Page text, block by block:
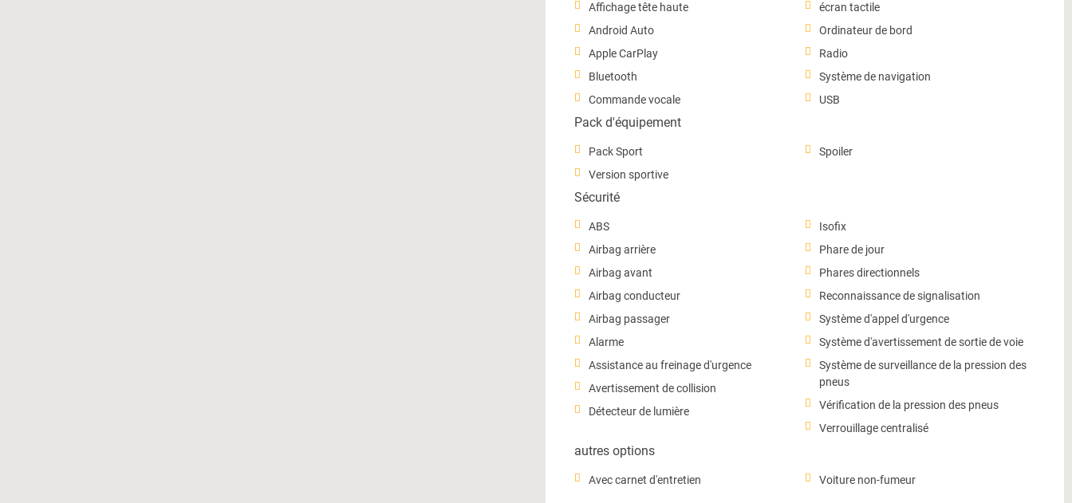
Affichage tête haute
Android Auto
Apple CarPlay
Bluetooth
Commande vocale
écran tactile
Ordinateur de bord
Radio
Système de navigation
USB
Pack d'équipement
Pack Sport
Version sportive
Spoiler
Sécurité
ABS
Airbag arrière
Airbag avant
Airbag conducteur
Airbag passager
Alarme
Assistance au freinage d'urgence
Avertissement de collision
Détecteur de lumière
Isofix
Phare de jour
Phares directionnels
Reconnaissance de signalisation
Système d'appel d'urgence
Système d'avertissement de sortie de voie
Système de surveillance de la pression des
pneus
Vérification de la pression des pneus
Verrouillage centralisé
autres options
Avec carnet d'entretien Voiture non-fumeur